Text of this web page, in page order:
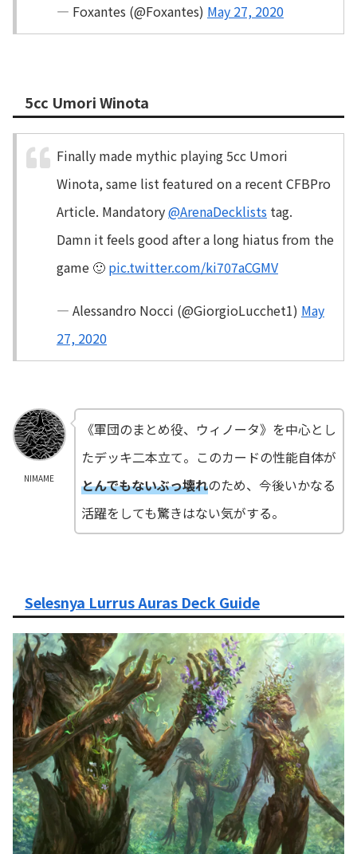
— Foxantes (@Foxantes) May 27, 2020
5cc Umori Winota
Finally made mythic playing 5cc Umori
Winota, same list featured on a recent CFBPro
Article. Mandatory@ArenaDecklists tag.
Damn it feels good after a long hiatus from the
game 🙂 pic.twitter.com/ki707aCGMV
— Alessandro Nocci (@GiorgioLucchet1) May
27, 2020
NIMAME
《軍団のまとめ役、ウィノータ》を中心とし
たデッキ二本立て。このカードの性能自体が
とんでもないぶっ壊れのため、今後いかなる
活躍をしても驚きはない気がする。
Selesnya Lurrus Auras Deck Guide